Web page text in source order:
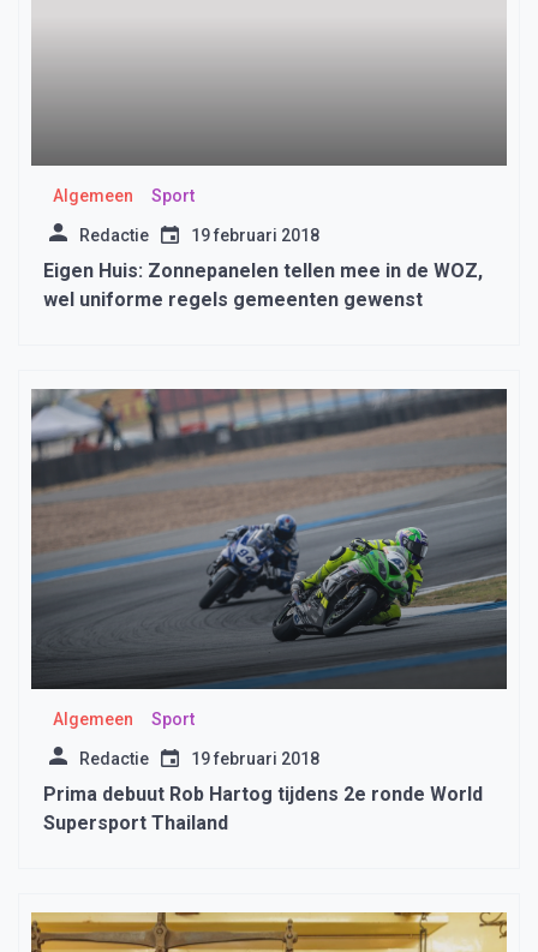
Algemeen Sport
Redactie 19 februari 2018
Eigen Huis: Zonnepanelen tellen mee in de WOZ,
wel uniforme regels gemeenten gewenst
Algemeen Sport
Redactie 19 februari 2018
Prima debuut Rob Hartog tijdens 2e ronde World
Supersport Thailand